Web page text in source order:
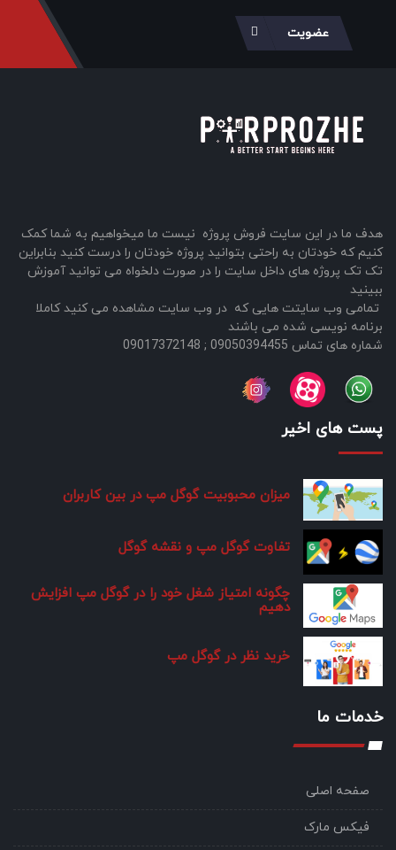
عضویت
هدف ما در این سایت فروش پروژه نیست ما میخواهیم به شما کمک
کنیم که خودتان به راحتی بتوانید پروژه خودتان را درست کنید بنابراین
تک تک پروژه های داخل سایت را در صورت دلخواه می توانید آموزش
ببینید
تمامی وب سایتت هایی که در وب سایت مشاهده می کنید کاملا
برنامه نویسی شده می باشند
شماره های تماس 09050394455 ; 09017372148
پست های اخیر
میزان محبوبیت گوگل مپ در بین کاربران
تفاوت گوگل مپ و نقشه گوگل
چگونه امتیاز شغل خود را در گوگل مپ افزایش
دهیم
خرید نظر در گوگل مپ
خدمات ما
صفحه اصلی
فیکس مارک